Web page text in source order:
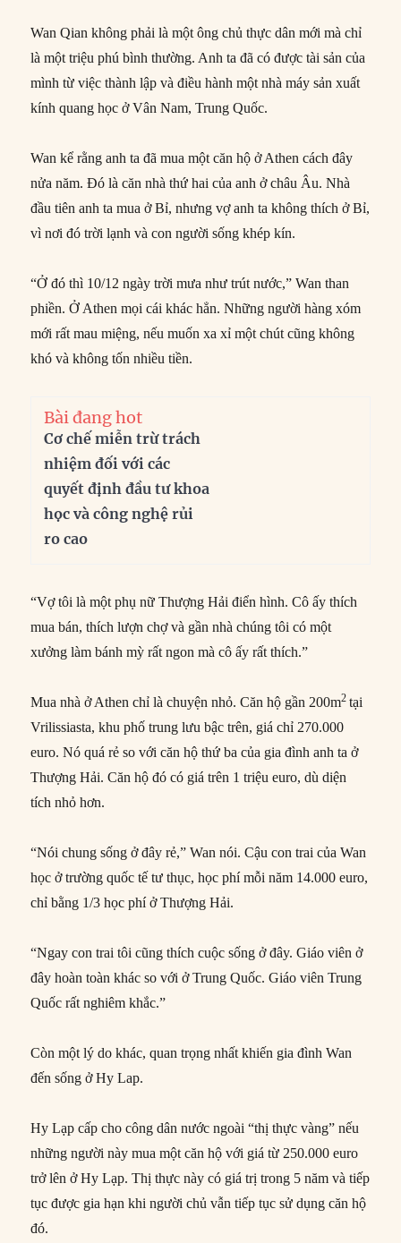
Wan Qian không phải là một ông chủ thực dân mới mà chỉ
là một triệu phú bình thường. Anh ta đã có được tài sản của
mình từ việc thành lập và điều hành một nhà máy sản xuất
kính quang học ở Vân Nam, Trung Quốc.
Wan kể rằng anh ta đã mua một căn hộ ở Athen cách đây
nửa năm. Đó là căn nhà thứ hai của anh ở châu Âu. Nhà
đầu tiên anh ta mua ở Bỉ, nhưng vợ anh ta không thích ở Bỉ,
vì nơi đó trời lạnh và con người sống khép kín.
“Ở đó thì 10/12 ngày trời mưa như trút nước,” Wan than
phiền. Ở Athen mọi cái khác hẳn. Những người hàng xóm
mới rất mau miệng, nếu muốn xa xỉ một chút cũng không
khó và không tốn nhiều tiền.
Bài đang hot
Cơ chế miễn trừ trách
nhiệm đối với các
quyết định đầu tư khoa
học và công nghệ rủi
ro cao
“Vợ tôi là một phụ nữ Thượng Hải điển hình. Cô ấy thích
mua bán, thích lượn chợ và gần nhà chúng tôi có một
xưởng làm bánh mỳ rất ngon mà cô ấy rất thích.”
Mua nhà ở Athen chỉ là chuyện nhỏ. Căn hộ gần 200m2tại
Vrilissiasta, khu phố trung lưu bậc trên, giá chỉ 270.000
euro. Nó quá rẻ so với căn hộ thứ ba của gia đình anh ta ở
Thượng Hải. Căn hộ đó có giá trên 1 triệu euro, dù diện
tích nhỏ hơn.
“Nói chung sống ở đây rẻ,” Wan nói. Cậu con trai của Wan
học ở trường quốc tế tư thục, học phí mỗi năm 14.000 euro,
chỉ bằng 1/3 học phí ở Thượng Hải.
“Ngay con trai tôi cũng thích cuộc sống ở đây. Giáo viên ở
đây hoàn toàn khác so với ở Trung Quốc. Giáo viên Trung
Quốc rất nghiêm khắc.”
Còn một lý do khác, quan trọng nhất khiến gia đình Wan
đến sống ở Hy Lap.
Hy Lạp cấp cho công dân nước ngoài “thị thực vàng” nếu
những người này mua một căn hộ với giá từ 250.000 euro
trở lên ở Hy Lạp. Thị thực này có giá trị trong 5 năm và tiếp
tục được gia hạn khi người chủ vẫn tiếp tục sử dụng căn hộ
đó.